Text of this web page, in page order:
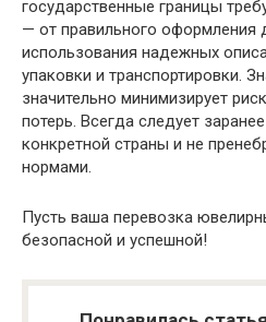
государственные границы
— от правильного оформления
использования надежных
упаковки и транспортировки.
значительно минимизирует
потерь. Всегда следует
конкретной страны и не
нормами.
Пусть ваша перевозка
безопасной и успешной!